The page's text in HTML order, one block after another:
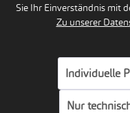
Sie Ihr Einverständnis mit
Zu unserer
Individuelle
Nur